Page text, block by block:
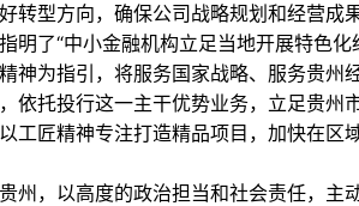
转型方向，确保公司战略规划和经营成
明了“中小金融机构立足当地开展特色
神为指引，将服务国家战略、服务贵州
依托投行这一主干优势业务，立足贵州
工匠精神专注打造精品项目，加快在区
州，以高度的政治担当和社会责任，主